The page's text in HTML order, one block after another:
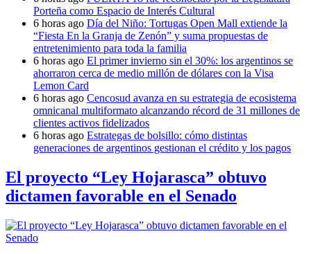
Porteña como Espacio de Interés Cultural
6 horas ago Día del Niño: Tortugas Open Mall extiende la
“Fiesta En la Granja de Zenón” y suma propuestas de
entretenimiento para toda la familia
6 horas ago El primer invierno sin el 30%: los argentinos se
ahorraron cerca de medio millón de dólares con la Visa
Lemon Card
6 horas ago Cencosud avanza en su estrategia de ecosistema
omnicanal multiformato alcanzando récord de 31 millones de
clientes activos fidelizados
6 horas ago Estrategas de bolsillo: cómo distintas
generaciones de argentinos gestionan el crédito y los pagos
El proyecto “Ley Hojarasca” obtuvo
dictamen favorable en el Senado